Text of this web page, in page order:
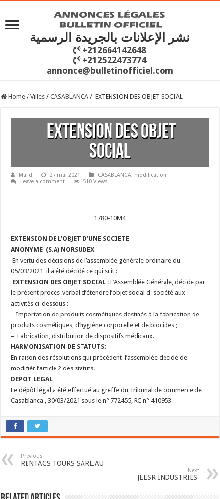
نشر الإعلانات بالجريدة الرسمية
+212664142648
+212522473774
annonce@bulletinofficiel.com
Home / Villes / CASABLANCA / EXTENSION DES OBJET SOCIAL
EXTENSION DES OBJET
SOCIAL
Majid 27 mai 2021 CASABLANCA, modification
Leave a comment
510 Views
1780-10M4
EXTENSION DE L’OBJET D’UNE SOCIETE
ANONYME (S.A) NORSUDEX
En vertu des décisions de l’assemblée générale ordinaire du
05/03/2021 il a été décidé ce qui suit :
EXTENSION DES OBJET SOCIAL :L’Assemblée Générale, décide par
le présent procès-verbal d’étendre l’objet social d société aux
activités ci-dessous :
– Importation de produits cosmétiques destinés à la fabrication de
produits cosmétiques, d’hygiène corporelle et de biocides ;
– Fabrication, distribution de dispositifs médicaux.
HARMONISATION DE STATUTS:
En raison des résolutions qui prècédent l’assemblée décide de
modifiér l’article 2 des statuts.
DEPOT LEGAL :
Le dépôt légal a été effectué au greffe du Tribunal de commerce de
Casablanca , 30/03/2021 sous le n° 772455, RC n° 410953
Previous
RENTACS TOURS SARL.AU
Next
JEESR INDUSTRIES